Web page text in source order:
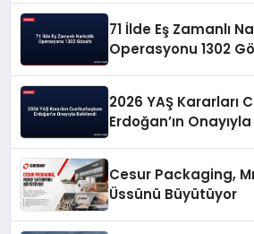
71 İlde Eş Zamanlı
Operasyonu 1302
2026 YAŞ Kararları
Erdoğan’ın
Cesur Packaging,
Üssünü Büyütüyor